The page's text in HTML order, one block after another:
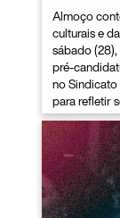
Almoço
culturais e
sábado
pré-
no
para refletir